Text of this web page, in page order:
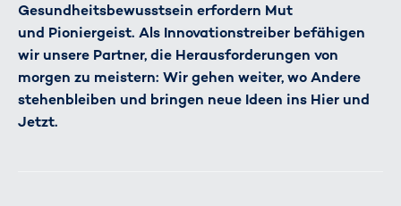
Gesundheitsbewusstsein erfordern Mut
und Pioniergeist. Als Innovationstreiber befähigen
wir unsere Partner, die Herausforderungen von
morgen zu meistern: Wir gehen weiter, wo Andere
stehenbleiben und bringen neue Ideen ins Hier und
Jetzt.